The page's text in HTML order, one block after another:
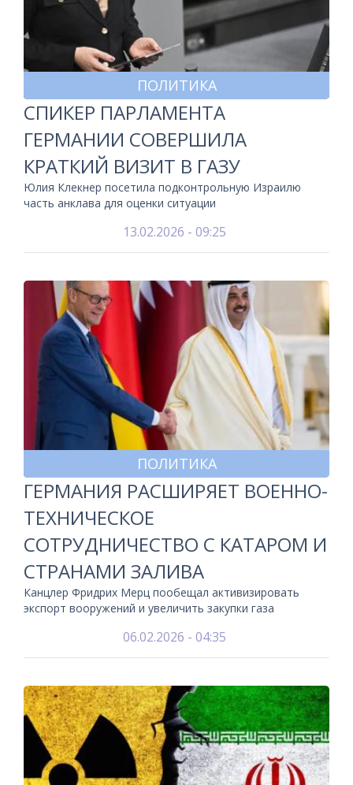
ПОЛИТИКА
СПИКЕР ПАРЛАМЕНТА
ГЕРМАНИИ СОВЕРШИЛА
КРАТКИЙ ВИЗИТ В ГАЗУ
Юлия Клекнер посетила подконтрольную Израилю
часть анклава для оценки ситуации
13.02.2026 - 09:25
ПОЛИТИКА
ГЕРМАНИЯ РАСШИРЯЕТ ВОЕННО-
ТЕХНИЧЕСКОЕ
СОТРУДНИЧЕСТВО С КАТАРОМ И
СТРАНАМИ ЗАЛИВА
Канцлер Фридрих Мерц пообещал активизировать
экспорт вооружений и увеличить закупки газа
06.02.2026 - 04:35